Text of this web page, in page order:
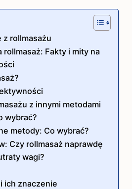
z rollmasażu
rollmasaż: Fakty i mity na
z innymi metodami
wybrać?
metody: Co wybrać?
Czy rollmasaż naprawdę
wagi?
ich znaczenie